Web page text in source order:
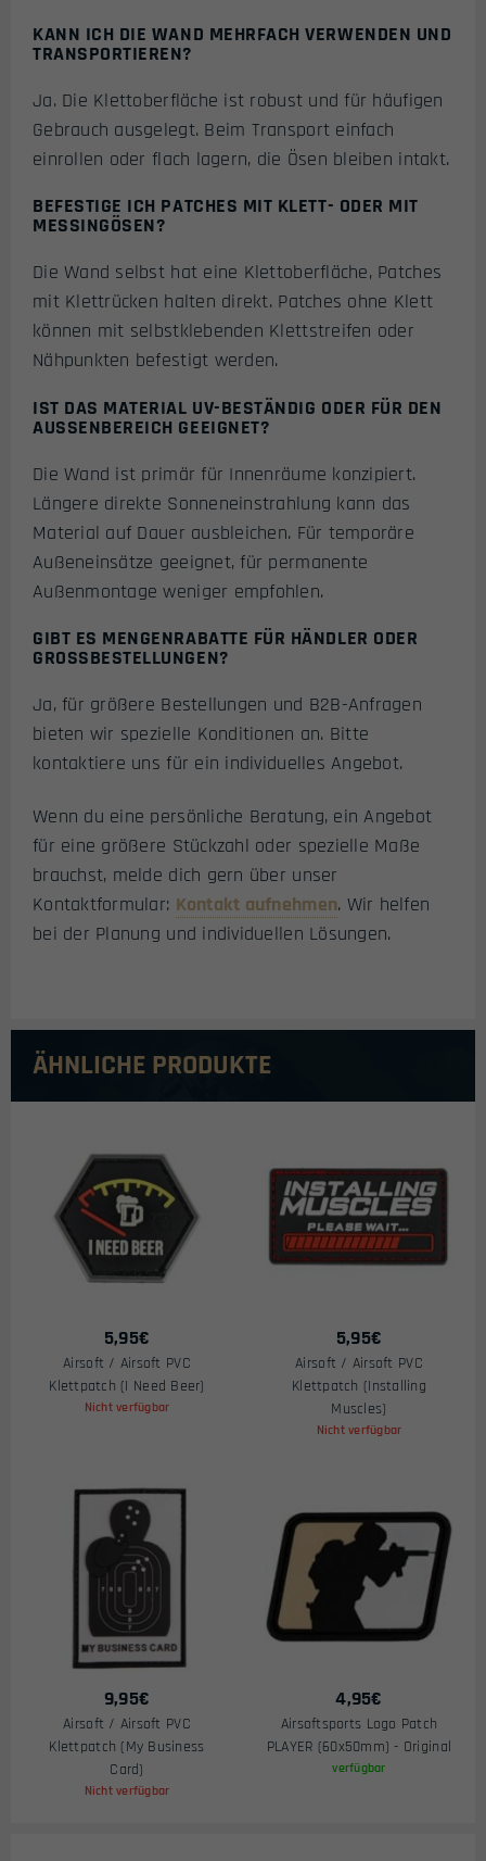
KANN ICH DIE WAND MEHRFACH VERWENDEN UND
TRANSPORTIEREN?
Ja. Die Klettoberfläche ist robust und für häufigen
Gebrauch ausgelegt. Beim Transport einfach
einrollen oder flach lagern, die Ösen bleiben intakt.
BEFESTIGE ICH PATCHES MIT KLETT- ODER MIT
MESSINGÖSEN?
Die Wand selbst hat eine Klettoberfläche, Patches
mit Klettrücken halten direkt. Patches ohne Klett
können mit selbstklebenden Klettstreifen oder
Nähpunkten befestigt werden.
IST DAS MATERIAL UV-BESTÄNDIG ODER FÜR DEN
AUSSENBEREICH GEEIGNET?
Die Wand ist primär für Innenräume konzipiert.
Längere direkte Sonneneinstrahlung kann das
Material auf Dauer ausbleichen. Für temporäre
Außeneinsätze geeignet, für permanente
Außenmontage weniger empfohlen.
GIBT ES MENGENRABATTE FÜR HÄNDLER ODER
GROSSBESTELLUNGEN?
Ja, für größere Bestellungen und B2B-Anfragen
bieten wir spezielle Konditionen an. Bitte
kontaktiere uns für ein individuelles Angebot.
Wenn du eine persönliche Beratung, ein Angebot
für eine größere Stückzahl oder spezielle Maße
brauchst, melde dich gern über unser
Kontaktformular: Kontakt aufnehmen. Wir helfen
bei der Planung und individuellen Lösungen.
ÄHNLICHE PRODUKTE
5,95€
Airsoft / Airsoft PVC
Klettpatch (I Need Beer)
Nicht verfügbar
5,95€
Airsoft / Airsoft PVC
Klettpatch (Installing
Muscles)
Nicht verfügbar
9,95€
Airsoft / Airsoft PVC
Klettpatch (My Business
Card)
Nicht verfügbar
4,95€
Airsoftsports Logo Patch
PLAYER (60x50mm) - Original
verfügbar